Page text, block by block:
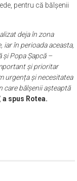
pentru că bălșenii
deja în zona
în perioada aceasta,
și Popa Șapcă –
și prioritar
urgența și necesitatea
care bălșenii așteaptă
,a spus Rotea.